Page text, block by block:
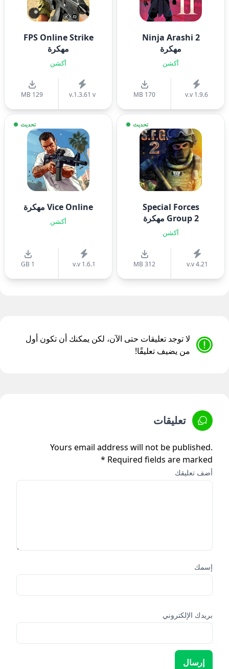
Ninja Arashi 2
مهكرة
أكشن
v.v 1.9.6
170 MB
FPS Online Strike
مهكرة
أكشن
v.1.3.61 v
129 MB
تحديث
Special Forces
Group 2 مهكرة
أكشن
v.v 4.21
312 MB
تحديث
Vice Online مهكرة
أكشن
v.v 1.6.1
1 GB
لا توجد تعليقات حتى الآن، لكن يمكنك أن تكون أول
من يضيف تعليقًا!
تعليقات
Yours email address will not be published.
Required fields are marked *
أضف تعليقك
إسمك
بريدك الإلكتروني
إرسال